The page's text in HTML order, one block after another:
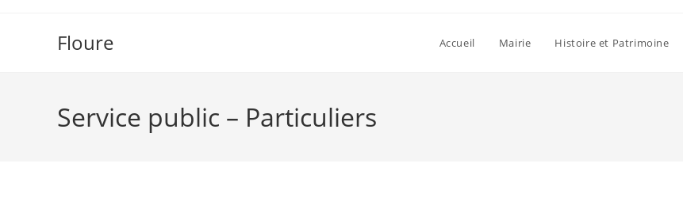
Floure Accueil Mairie Histoire et Patrimoine
Service public – Particuliers